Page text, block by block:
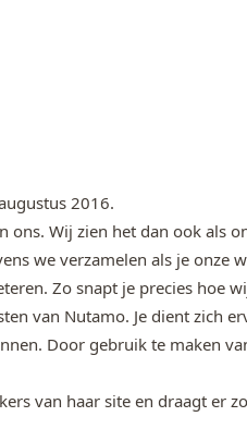
2016.
Wij zien het dan ook als
we verzamelen als je onze
Zo snapt je precies hoe
van Nutamo. Je dient zich
Door gebruik te maken
van haar site en draagt er